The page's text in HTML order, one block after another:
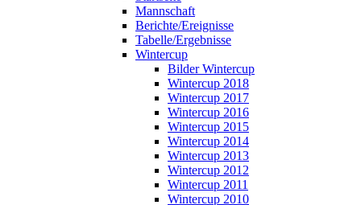
Mannschaft
Berichte/Ereignisse
Tabelle/Ergebnisse
Wintercup
Bilder Wintercup
Wintercup 2018
Wintercup 2017
Wintercup 2016
Wintercup 2015
Wintercup 2014
Wintercup 2013
Wintercup 2012
Wintercup 2011
Wintercup 2010